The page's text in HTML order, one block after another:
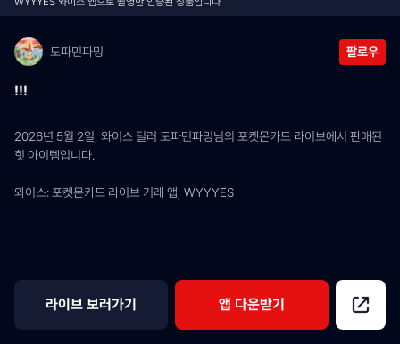
도파민파밍 팔로우
!!!
2026년 5월 2일, 와이스 딜러 도파민파밍님의 포켓몬카드 라이브에서 판매된
힛 아이템입니다.
와이스: 포켓몬카드 라이브 거래 앱, WYYYES
라이브 보러가기 앱 다운받기